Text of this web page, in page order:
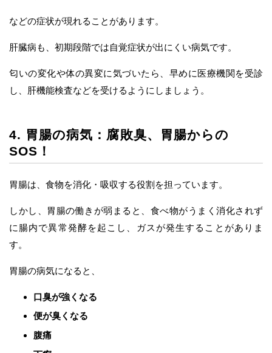
などの症状が現れることがあります。
肝臓病も、初期段階では自覚症状が出にくい病気です。
匂いの変化や体の異変に気づいたら、早めに医療機関を受診
し、肝機能検査などを受けるようにしましょう。
4. 胃腸の病気：腐敗臭、胃腸からの
SOS！
胃腸は、食物を消化・吸収する役割を担っています。
しかし、胃腸の働きが弱まると、食べ物がうまく消化されず
に腸内で異常発酵を起こし、ガスが発生することがありま
す。
胃腸の病気になると、
口臭が強くなる
便が臭くなる
腹痛